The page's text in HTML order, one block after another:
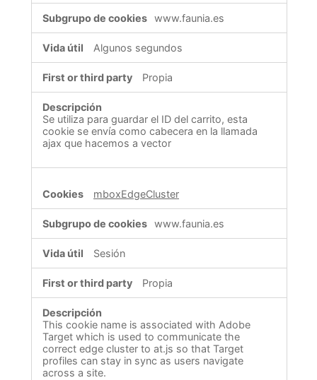
www.faunia.es
Algunos segundos
Propia
Se utiliza para guardar el ID del carrito, esta
cookie se envía como cabecera en la llamada
ajax que hacemos a vector
mboxEdgeCluster
www.faunia.es
Sesión
Propia
This cookie name is associated with Adobe
Target which is used to communicate the
correct edge cluster to at.js so that Target
profiles can stay in sync as users navigate
across a site.